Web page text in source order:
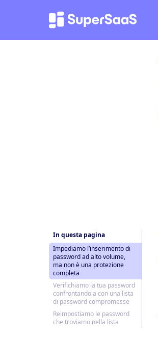
In questa pagina
Impediamo l’inserimento di
password ad alto volume,
ma non è una protezione
completa
Verifichiamo la tua password
confrontandola con una lista
di password compromesse
Reimpostiamo le password
che troviamo nella lista